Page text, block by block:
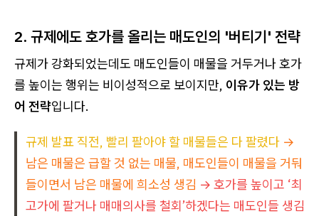
2. 규제에도 호가를 올리는 매도인의 '버티기' 전략
규제가 강화되었는데도 매도인들이 매물을 거두거나 호가
를 높이는 행위는 비이성적으로 보이지만, 이유가 있는 방
어 전략입니다.
규제 발표 직전, 빨리 팔아야 할 매물들은 다 팔렸다 →
남은 매물은 급할 것 없는 매물, 매도인들이 매물을 거둬
들이면서 남은 매물에 희소성 생김 → 호가를 높이고 ‘최
고가에 팔거나 매매의사를 철회’하겠다는 매도인들 생김